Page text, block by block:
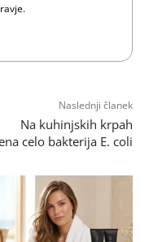
Naslednji članek
Na kuhinjskih krpah
celo bakterija E. coli